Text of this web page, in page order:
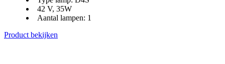
42 V, 35W
Aantal lampen: 1
Product bekijken